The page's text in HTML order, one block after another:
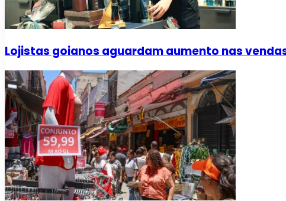
Lojistas goianos aguardam aumento nas